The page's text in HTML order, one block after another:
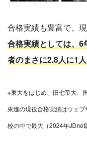
合格実績も豊富で、現
合格実績としては、
者のまさに2.8人に1
※東大をはじめ、旧七帝大、
東進の現役合格実績はウェ
校の中で最大（2024年JDnet